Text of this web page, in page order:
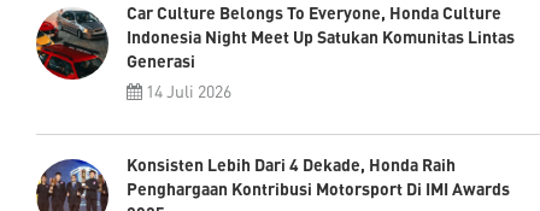
Car Culture Belongs To Everyone, Honda Culture
Indonesia Night Meet Up Satukan Komunitas Lintas
Generasi
14 Juli 2026
Konsisten Lebih Dari 4 Dekade, Honda Raih
Penghargaan Kontribusi Motorsport Di IMI Awards